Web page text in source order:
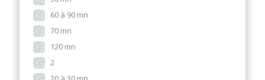
60 à 90 mn
70 mn
120 mn
2